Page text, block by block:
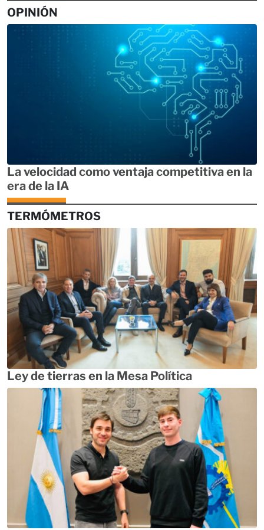
OPINIÓN
La velocidad como ventaja competitiva en la
era de la IA
TERMÓMETROS
Ley de tierras en la Mesa Política